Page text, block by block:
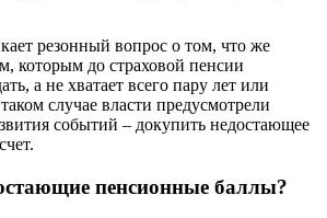
резонный вопрос о том, что же
которым до страховой пенсии
а не хватает всего пару лет или
случае власти предусмотрели
событий – докупить недостающее
пенсионные баллы?